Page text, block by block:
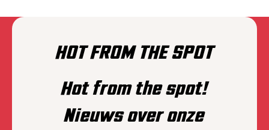
HOT FROM THE SPOT
Hot from the spot!
Nieuws over onze